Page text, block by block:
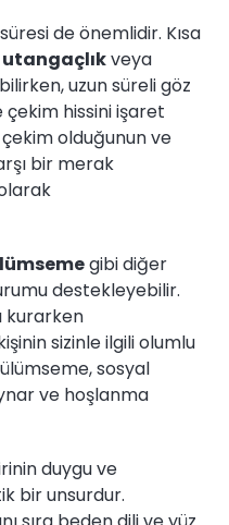
de önemlidir. Kısa
utangaçlıkveya
uzun süreli göz
çekim hissini işaret
çekim olduğunun ve
bir merak
gibi diğer
destekleyebilir.
kurarken
sizinle ilgili olumlu
sosyal
ve hoşlanma
duygu ve
bir unsurdur.